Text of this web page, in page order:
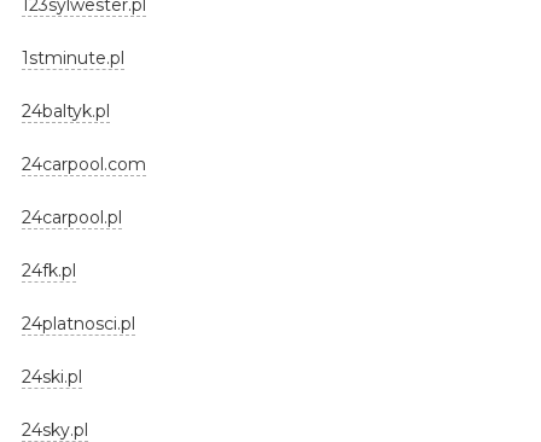
123sylwester.pl
1stminute.pl
24baltyk.pl
24carpool.com
24carpool.pl
24fk.pl
24platnosci.pl
24ski.pl
24sky.pl